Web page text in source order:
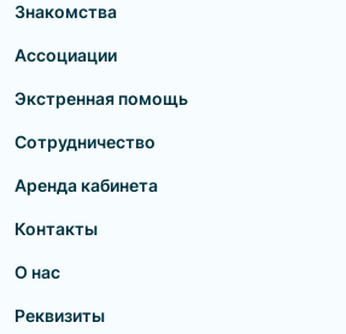
Знакомства
Ассоциации
Экстренная помощь
Сотрудничество
Аренда кабинета
Контакты
О нас
Реквизиты